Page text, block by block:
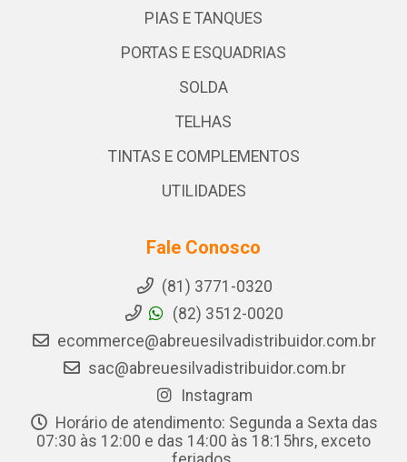
PIAS E TANQUES
PORTAS E ESQUADRIAS
SOLDA
TELHAS
TINTAS E COMPLEMENTOS
UTILIDADES
Fale Conosco
(81) 3771-0320
(82) 3512-0020
ecommerce@abreuesilvadistribuidor.com.br
sac@abreuesilvadistribuidor.com.br
Instagram
Horário de atendimento: Segunda a Sexta das
07:30 às 12:00 e das 14:00 às 18:15hrs, exceto